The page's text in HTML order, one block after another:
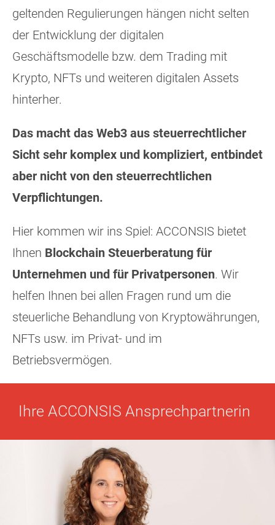
geltenden Regulierungen hängen nicht selten
der Entwicklung der digitalen
Geschäftsmodelle bzw. dem Trading mit
Krypto, NFTs und weiteren digitalen Assets
hinterher.
Das macht das Web3 aus steuerrechtlicher
Sicht sehr komplex und kompliziert, entbindet
aber nicht von den steuerrechtlichen
Verpflichtungen.
Hier kommen wir ins Spiel: ACCONSIS bietet
Ihnen Blockchain Steuerberatung für
Unternehmen und für Privatpersonen. Wir
helfen Ihnen bei allen Fragen rund um die
steuerliche Behandlung von Kryptowährungen,
NFTs usw. im Privat- und im
Betriebsvermögen.
Ihre ACCONSIS Ansprechpartnerin